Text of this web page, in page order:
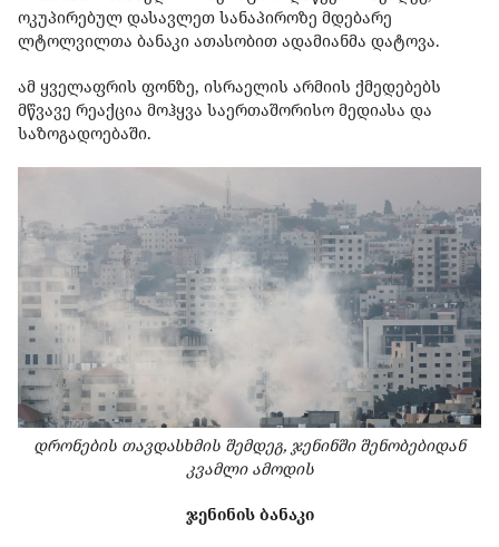
ოკუპირებულ დასავლეთ სანაპიროზე მდებარე
ლტოლვილთა ბანაკი ათასობით ადამიანმა დატოვა.
ამ ყველაფრის ფონზე, ისრაელის არმიის ქმედებებს
მწვავე რეაქცია მოჰყვა საერთაშორისო მედიასა და
საზოგადოებაში.
დრონების თავდასხმის შემდეგ, ჯენინში შენობებიდან
კვამლი ამოდის
ჯენინის ბანაკი